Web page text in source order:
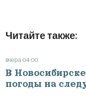
Читайте также:
вчера 04:00
В
погоды на